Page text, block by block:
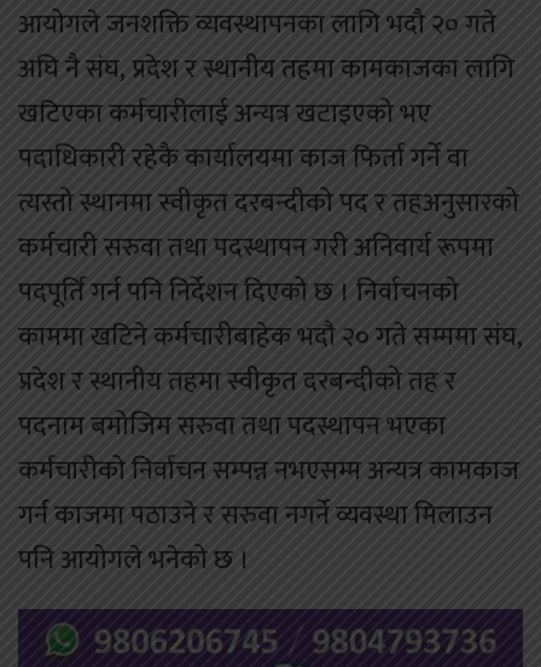
आयोगले जनशक्ति व्यवस्थापनका लागि भदौ २० गते
अघि नै संघ, प्रदेश र स्थानीय तहमा कामकाजका लागि
खटिएका कर्मचारीलाई अन्यत्र खटाइएको भए
पदाधिकारी रहेकै कार्यालयमा काज फिर्ता गर्ने वा
त्यस्तो स्थानमा स्वीकृत दरबन्दीको पद र तहअनुसारको
कर्मचारी सरुवा तथा पदस्थापन गरी अनिवार्य रूपमा
पदपूर्ति गर्न पनि निर्देशन दिएको छ । निर्वाचनको
काममा खटिने कर्मचारीबाहेक भदौ २० गते सम्ममा संघ,
प्रदेश र स्थानीय तहमा स्वीकृत दरबन्दीको तह र
पदनाम बमोजिम सरुवा तथा पदस्थापन भएका
कर्मचारीको निर्वाचन सम्पन्न नभएसम्म अन्यत्र कामकाज
गर्न काजमा पठाउने र सरुवा नगर्ने व्यवस्था मिलाउन
पनि आयोगले भनेको छ ।